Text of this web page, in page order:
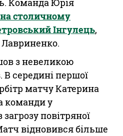
Команда Юрія
на столичному
Інгулець,
з невеликою
В середині першої
матчу Катерина
команди у
повітряної
відновився більше